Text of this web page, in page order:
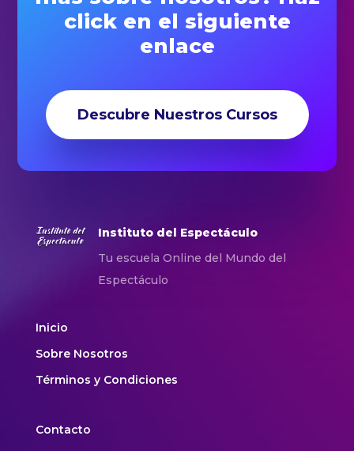
click en el siguiente
enlace
Descubre Nuestros Cursos
Instituto del Espectáculo
Tu escuela Online del Mundo del
Espectáculo
Inicio
Sobre Nosotros
Términos y Condiciones
Contacto